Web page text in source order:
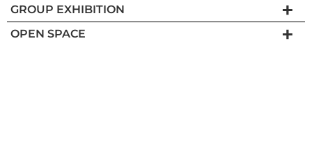
GROUP EXHIBITION
OPEN SPACE